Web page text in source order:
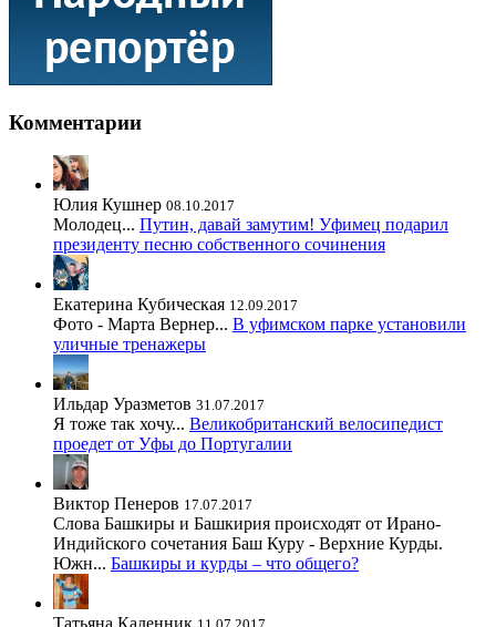
Комментарии
Юлия Кушнер 08.10.2017
Молодец... Путин, давай замутим! Уфимец подарил
президенту песню собственного сочинения
Екатерина Кубическая 12.09.2017
Фото - Марта Вернер... В уфимском парке установили
уличные тренажеры
Ильдар Уразметов 31.07.2017
Я тоже так хочу... Великобританский велосипедист
проедет от Уфы до Португалии
Виктор Пенеров 17.07.2017
Слова Башкиры и Башкирия происходят от Ирано-
Индийского сочетания Баш Куру - Верхние Курды.
Южн... Башкиры и курды – что общего?